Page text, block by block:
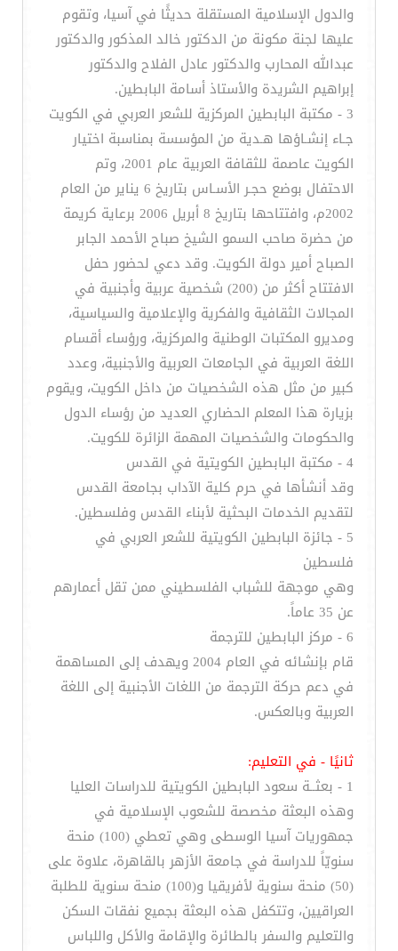
والدول الإسلامية المستقلة حديثًا في آسيا، وتقوم
عليها لجنة مكونة من الدكتور خالد المذكور والدكتور
عبدالله المحارب والدكتور عادل الفلاح والدكتور
إبراهيم الشريدة والأستاذ أسامة البابطين.
3 - مكتبة البابطين المركزية للشعر العربي في الكويت
جـاء إنشـاؤها هـدية من المؤسسة بمناسبة اختيار
الكويت عاصمة للثقافة العربية عام 2001، وتم
الاحتفال بوضع حجـر الأسـاس بتاريخ 6 يناير من العام
2002م، وافتتاحها بتاريخ 8 أبريل 2006 برعاية كريمة
من حضرة صاحب السمو الشيخ صباح الأحمد الجابر
الصباح أمير دولة الكويت. وقد دعي لحضور حفل
الافتتاح أكثر من (200) شخصية عربية وأجنبية في
المجالات الثقافية والفكرية والإعلامية والسياسية،
ومديرو المكتبات الوطنية والمركزية، ورؤساء أقسام
اللغة العربية في الجامعات العربية والأجنبية، وعدد
كبير من مثل هذه الشخصيات من داخل الكويت، ويقوم
بزيارة هذا المعلم الحضاري العديد من رؤساء الدول
والحكومات والشخصيات المهمة الزائرة للكويت.
4 - مكتبة البابطين الكويتية في القدس
وقد أنشأها في حرم كلية الآداب بجامعة القدس
لتقديم الخدمات البحثية لأبناء القدس وفلسطين.
5 - جائزة البابطين الكويتية للشعر العربي في
فلسطين
وهي موجهة للشباب الفلسطيني ممن تقل أعمارهم
عن 35 عاماً.
6 - مركز البابطين للترجمة
قام بإنشائه في العام 2004 ويهدف إلى المساهمة
في دعم حركة الترجمة من اللغات الأجنبية إلى اللغة
العربية وبالعكس.
ثانيًا - في التعليم:
1 - بعثــة سعود البابطين الكويتية للدراسات العليا
وهذه البعثة مخصصة للشعوب الإسلامية في
جمهوريات آسيا الوسطى وهي تعطي (100) منحة
سنويّاً للدراسة في جامعة الأزهر بالقاهرة، علاوة على
(50) منحة سنوية لأفريقيا و(100) منحة سنوية للطلبة
العراقيين، وتتكفل هذه البعثة بجميع نفقات السكن
والتعليم والسفر بالطائرة والإقامة والأكل واللباس